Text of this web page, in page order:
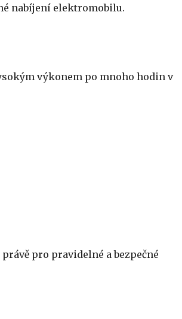
nabíjení elektromobilu.
výkonem po mnoho hodin v
pro pravidelné a bezpečné